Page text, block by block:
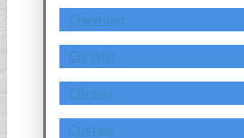
Chevrolet
Chrysler
Citroen
Custom